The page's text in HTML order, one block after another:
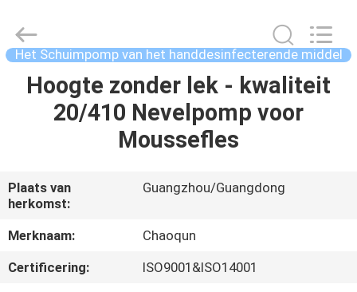
HUIS
PRODUCTEN
ONGEVEER
ONS
FABRIEKSREIS
All
Rights
Reserved.
Het Schuimpomp van het handdesinfecterende middel
Hoogte zonder lek - kwaliteit
20/410 Nevelpomp voor
Moussefles
Plaats van
herkomst:
Guangzhou/Guangdong
Merknaam:
Chaoqun
Certificering:
ISO9001&ISO14001